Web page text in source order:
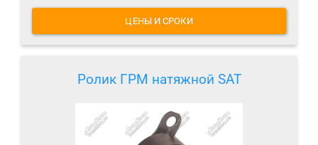
ЦЕНЫ И СРОКИ
Ролик ГРМ натяжной SAT